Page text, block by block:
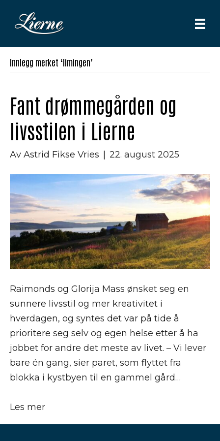
Innlegg merket ‘limingen’
Fant drømmegården og
livsstilen i Lierne
Av Astrid Fikse Vries 22. august 2025
Raimonds og Glorija Mass ønsket seg en
sunnere livsstil og mer kreativitet i
hverdagen, og syntes det var på tide å
prioritere seg selv og egen helse etter å ha
jobbet for andre det meste av livet. – Vi lever
bare én gang, sier paret, som flyttet fra
blokka i kystbyen til en gammel gård…
Les mer